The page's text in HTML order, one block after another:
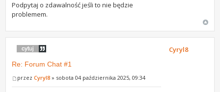
Podpytaj o zdawalność jeśli to nie będzie
problemem.
Re: Forum Chat #1
przezCyryl8 » sobota 04 października 2025, 09:34
Cyryl8